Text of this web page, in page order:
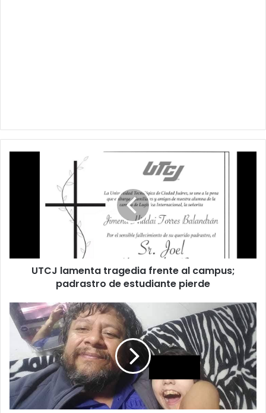
estudiante
pierdeUTCJ lamenta tragedia frente al campus;
padrastro de estudiante pierde
¡FELIZ
DÍA
DEL
HOMBRE
UN
PADRE
EJEMPLAR
JUARENSE!